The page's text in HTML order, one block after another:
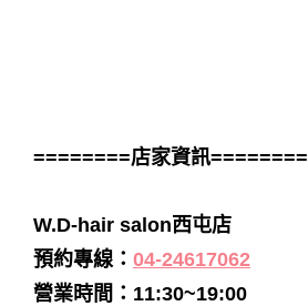
========店家資訊========
W.D-hair salon西屯店
預約專線： 04-24617062
營業時間：11:30~19:00